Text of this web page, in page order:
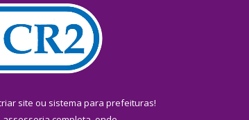
site ou sistema para prefeituras!